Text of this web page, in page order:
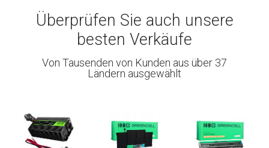
Überprüfen Sie auch unsere
besten Verkäufe
Von Tausenden von Kunden aus über 37
Ländern ausgewählt